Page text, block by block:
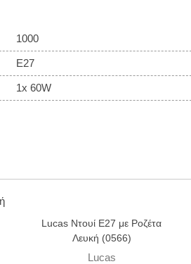
1000
E27
1x 60W
Lucas Ντουί Ε27 με Ροζέτα
Λευκή (0566)
Lucas